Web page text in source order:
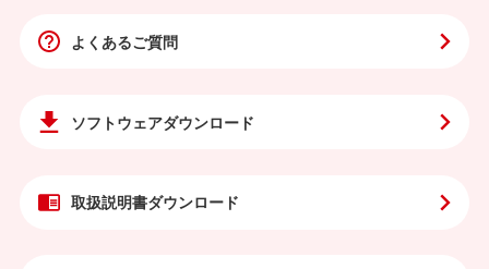
よくあるご質問
ソフトウェアダウンロード
取扱説明書ダウンロード